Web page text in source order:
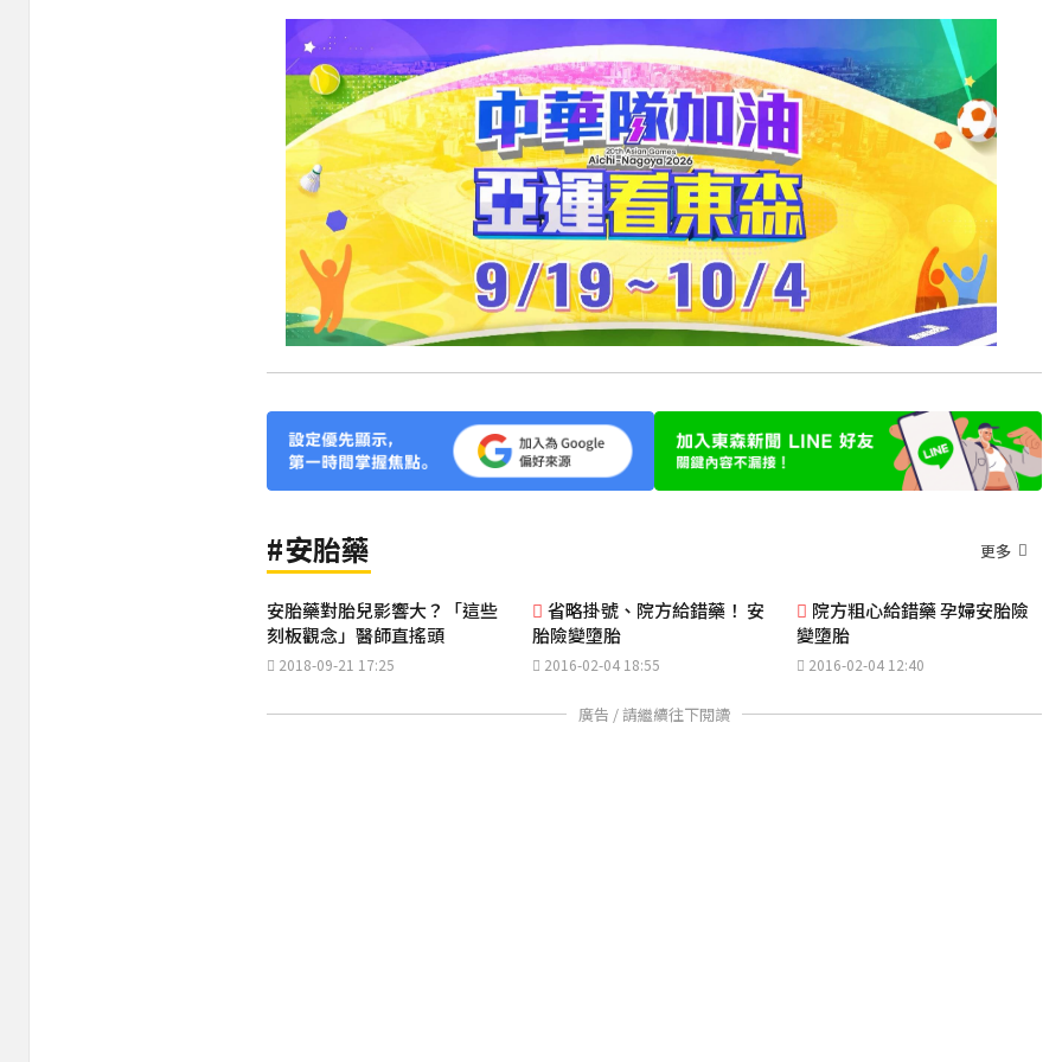
#安胎藥 更多
安胎藥對胎兒影響大？「這些
刻板觀念」醫師直搖頭
2018-09-21 17:25
省略掛號、院方給錯藥！ 安
胎險變墮胎
2016-02-04 18:55
院方粗心給錯藥 孕婦安胎險
變墮胎
2016-02-04 12:40
廣告 / 請繼續往下閱讀